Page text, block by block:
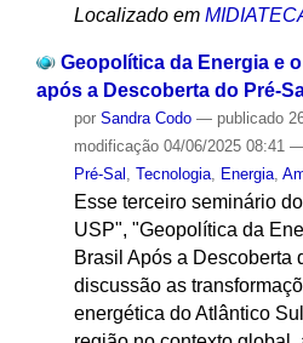
Localizado em
Geopolítica da Energia e
após a Descoberta do Pré-
por Sandra Codo — publicado
modificação04/06/2025 08:41 —
Pré-Sal , Tecnologia, Energia,
Esse terceiro seminário
USP", "Geopolítica da
Brasil Após a Descoberta
discussão as
energética do Atlântico